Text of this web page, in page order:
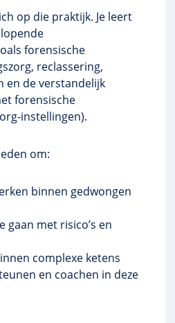
op die praktijk. Je leert
forensische
reclassering,
en de verstandelijk
forensische
instellingen).
om:
binnen gedwongen
gaan met risico’s en
complexe ketens
en coachen in deze